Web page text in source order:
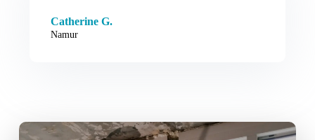
Catherine G.
Namur